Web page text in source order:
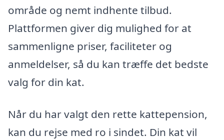
område og nemt indhente tilbud.
Plattformen giver dig mulighed for at
sammenligne priser, faciliteter og
anmeldelser, så du kan træffe det bedste
valg for din kat.
Når du har valgt den rette kattepension,
kan du rejse med ro i sindet. Din kat vil